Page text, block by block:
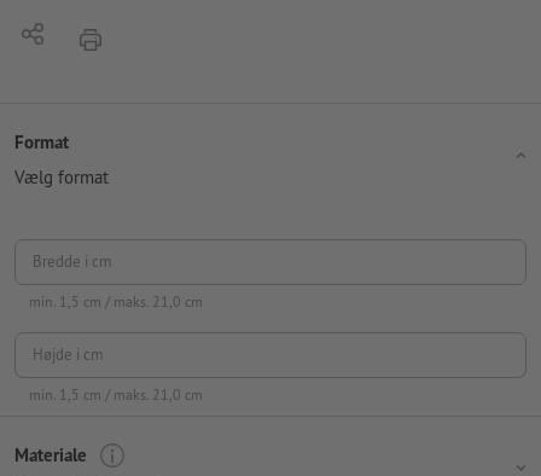
Del tryk
Format
Vælg format
Bredde i cm
min. 1,5 cm / maks. 21,0 cm
Højde i cm
min. 1,5 cm / maks. 21,0 cm
Materiale